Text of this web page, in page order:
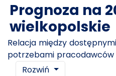
Prognoza na
wielkopolskie
Relacja między
potrzebami
Rozwiń